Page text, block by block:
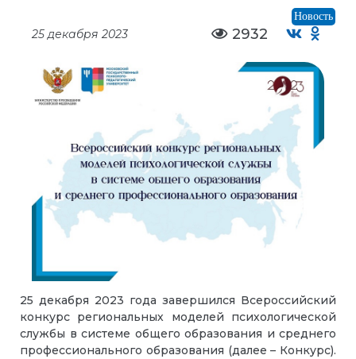
Новость
25 декабря 2023 2932
25 декабря 2023 года завершился Всероссийский
конкурс региональных моделей психологической
службы в системе общего образования и среднего
профессионального образования (далее – Конкурс).